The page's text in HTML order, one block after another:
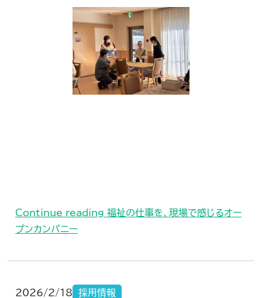
Continue reading福祉の仕事を、現場で感じるオー
プンカンパニー
2026/2/18 採用情報